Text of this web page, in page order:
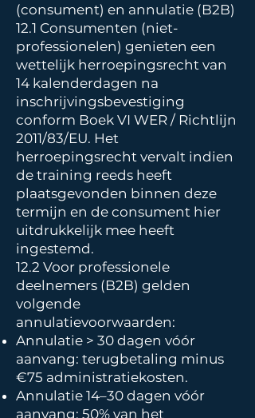
(consument) en annulatie (B2B)
12.1 Consumenten (niet-
professionelen) genieten een
wettelijk herroepingsrecht van
14 kalenderdagen na
inschrijvingsbevestiging
conform Boek VI WER / Richtlijn
2011/83/EU. Het
herroepingsrecht vervalt indien
de training reeds heeft
plaatsgevonden binnen deze
termijn en de consument hier
uitdrukkelijk mee heeft
ingestemd.
12.2 Voor professionele
deelnemers (B2B) gelden
volgende
annulatievoorwaarden:
Annulatie > 30 dagen vóór
aanvang: terugbetaling minus
€75 administratiekosten.
Annulatie 14–30 dagen vóór
aanvang: 50% van het